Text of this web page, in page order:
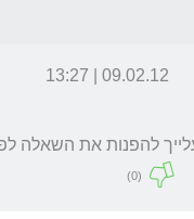
09.02.12 | 13:27
(0)